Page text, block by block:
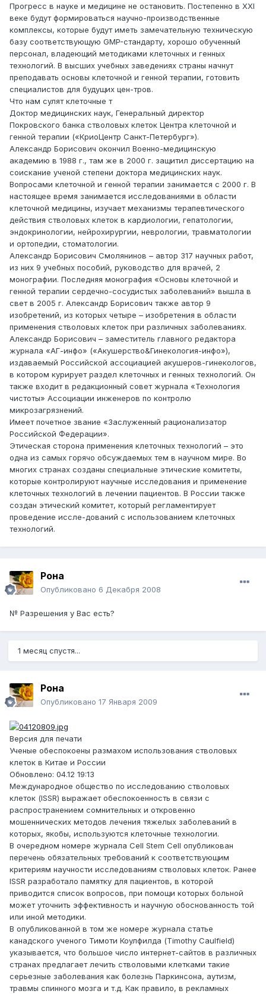
Прогресс в науке и медицине не остановить. Постепенно в XXI
веке будут формироваться научно-производственные
комплексы, которые будут иметь замечательную техническую
базу соответствующую GMP-стандарту, хорошо обученный
персонал, владеющий методиками клеточных и генных
технологий. В высших учебных заведениях страны начнут
преподавать основы клеточной и генной терапии, готовить
специалистов для будущих цен-тров.
Что нам сулят клеточные т
Доктор медицинских наук, Генеральный директор
Покровского банка стволовых клеток Центра клеточной и
генной терапии («КриоЦентр Санкт-Петербург»).
Александр Борисович окончил Военно-медицинскую
академию в 1988 г., там же в 2000 г. защитил диссертацию на
соискание ученой степени доктора медицинских наук.
Вопросами клеточной и генной терапии занимается с 2000 г. В
настоящее время занимается исследованиями в области
клеточной медицины, изучает механизмы терапевтического
действия стволовых клеток в кардиологии, гепатологии,
эндокринологии, нейрохирургии, неврологии, травматологии
и ортопедии, стоматологии.
Александр Борисович Смолянинов – автор 317 научных работ,
из них 9 учебных пособий, руководство для врачей, 2
монографии. Последняя монография «Основы клеточной и
генной терапии сердечно-сосудистых заболеваний» вышла в
свет в 2005 г. Александр Борисович также автор 9
изобретений, из которых четыре – изобретения в области
применения стволовых клеток при различных заболеваниях.
Александр Борисович – заместитель главного редактора
журнала «АГ-инфо» («Акушерство&Гинекология-инфо»),
издаваемый Российской ассоциацией акушеров-гинекологов,
в котором курирует раздел клеточных и генных технологий. Он
также входит в редакционный совет журнала «Технология
чистоты» Ассоциации инженеров по контролю
микрозагрязнений.
Имеет почетное звание «Заслуженный рационализатор
Российской Федерации».
Этическая сторона применения клеточных технологий – это
одна из самых горячо обсуждаемых тем в научном мире. Во
многих странах созданы специальные этические комитеты,
которые контролируют научные исследования и применение
клеточных технологий в лечении пациентов. В России также
создан этический комитет, который регламентирует
проведение иссле-дований с использованием клеточных
технологий.
Рона
Опубликовано 6 Декабря 2008
№ Разрешения у Вас есть?
1 месяц спустя...
Рона
Опубликовано 17 Января 2009
Версия для печати
Ученые обеспокоены размахом использования стволовых
клеток в Китае и России
Обновлено: 04.12 19:13
Международное общество по исследованию стволовых
клеток (ISSR) выражает обеспокоенность в связи с
распространением сомнительных и откровенно
мошеннических методов лечения тяжелых заболеваний в
которых, якобы, используются клеточные технологии.
В очередном номере журнала Cell Stem Cell опубликован
перечень обязательных требований к соответствующим
критериям научности исследованиям стволовых клеток. Ранее
ISSR разработало памятку для пациентов, в которой
приводится список вопросов, при помощи которых больной
может уточнить эффективность и научную обоснованность той
или иной методики.
В опубликованной в том же номере журнала статье
канадского ученого Тимоти Коулфилда (Timothy Caulfield)
указывается, что большое число интернет-сайтов в различных
странах предлагает лечить стволовыми клетками такие
серьезные заболевания как болезнь Паркинсона, аутизм,
травмы спинного мозга и т.д. Как правило, в рекламных